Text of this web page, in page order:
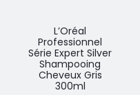
L’Oréal
Professionnel
Série Expert Silver
Shampooing
Cheveux Gris
300ml